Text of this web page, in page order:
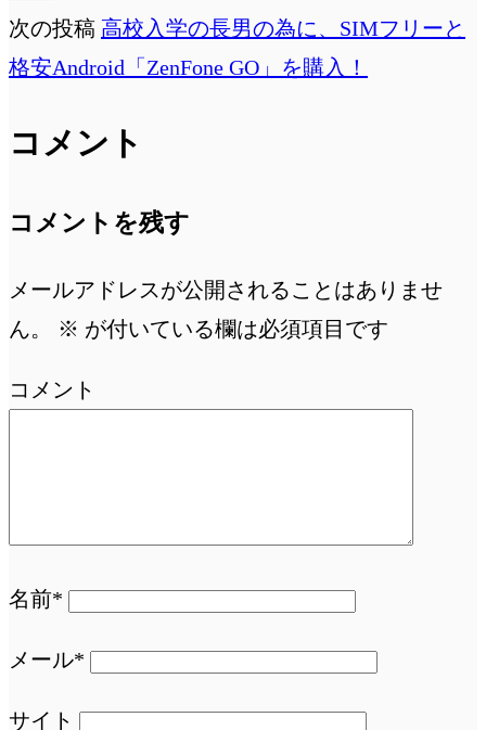
次の投稿 高校入学の長男の為に、SIMフリーと
格安Android「ZenFone GO」を購入！
コメント
コメントを残す
メールアドレスが公開されることはありませ
ん。
※ が付いている欄は必須項目です
コメント
名前*
メール*
サイト